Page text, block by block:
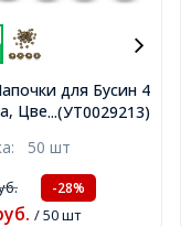
...(УТ0029213)
для Бусин 4
Цветок, Металл,
Серебро,
Отверстие 2мм,
50 шт
-28%
/ 50 шт